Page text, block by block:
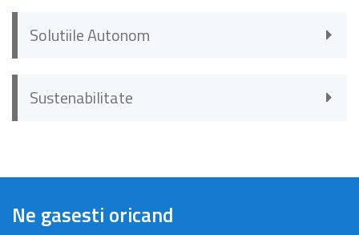
Solutiile Autonom
Sustenabilitate
Ne gasesti oricand